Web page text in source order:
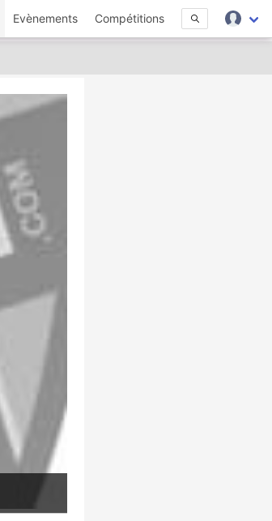
Evènements Compétitions